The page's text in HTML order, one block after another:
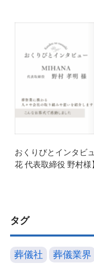
おくりびとインタビ
花 代表取締役 野村様
タグ
葬儀社 葬儀業界